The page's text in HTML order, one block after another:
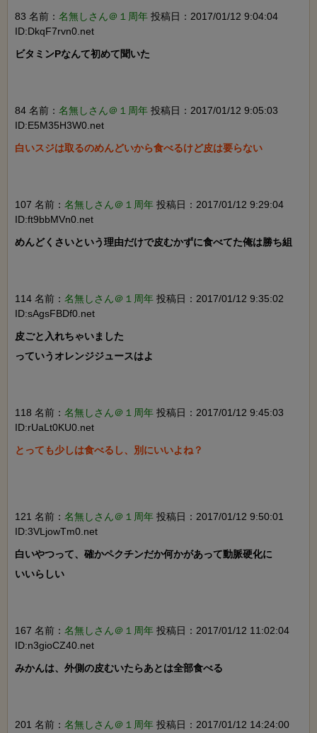
83 名前： 名無しさん＠１周年 投稿日：2017/01/12 9:04:04
ID:DkqF7rvn0.net
ビタミンPなんて初めて聞いた
84 名前： 名無しさん＠１周年 投稿日：2017/01/12 9:05:03
ID:E5M35H3W0.net
白いスジは取るのめんどいから食べるけど皮は要らない
107 名前： 名無しさん＠１周年 投稿日：2017/01/12 9:29:04
ID:ft9bbMVn0.net
めんどくさいという理由だけで皮むかずに食べてた俺は勝ち組
114 名前： 名無しさん＠１周年 投稿日：2017/01/12 9:35:02
ID:sAgsFBDf0.net
皮ごと入れちゃいました
っていうオレンジジュースはよ
118 名前： 名無しさん＠１周年 投稿日：2017/01/12 9:45:03
ID:rUaLt0KU0.net
とっても少しは食べるし、別にいいよね？
121 名前： 名無しさん＠１周年 投稿日：2017/01/12 9:50:01
ID:3VLjowTm0.net
白いやつって、確かペクチンだか何かがあって動脈硬化に
いいらしい
167 名前： 名無しさん＠１周年 投稿日：2017/01/12 11:02:04
ID:n3gioCZ40.net
みかんは、外側の皮むいたらあとは全部食べる
201 名前： 名無しさん＠１周年 投稿日：2017/01/12 14:24:00